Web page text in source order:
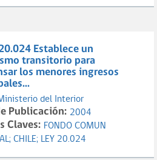
Establece un
transitorio para
los menores ingresos
del Interior
Publicación: 2004
Claves: FONDO COMUN
CHILE; LEY 20.024